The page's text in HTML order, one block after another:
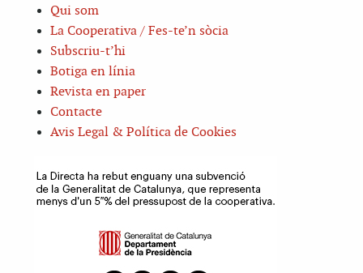
Qui som
La Cooperativa / Fes-te’n sòcia
Subscriu-t’hi
Botiga en línia
Revista en paper
Contacte
Avis Legal & Política de Cookies